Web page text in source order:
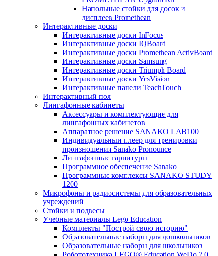
Напольные стойки для досок и
дисплеев Promethean
Интерактивные доски
Интерактивные доски InFocus
Интерактивные доски IQBoard
Интерактивные доски Promethean ActivBoard
Интерактивные доски Samsung
Интерактивные доски Triumph Board
Интерактивные доски YesVision
Интерактивные панели TeachTouch
Интерактивный пол
Лингафонные кабинеты
Аксессуары и комплектующие для
лингафонных кабинетов
Аппаратное решение SANAKO LAB100
Индивидуальный плеер для тренировки
произношения Sanako Pronounce
Лингафонные гарнитуры
Программное обеспечение Sanako
Программные комплексы SANAKO STUDY
1200
Микрофоны и радиосистемы для образовательных
учреждений
Стойки и подвесы
Учебные материалы Lego Education
Комплекты "Построй свою историю"
Образовательные наборы для дошкольников
Образовательные наборы для школьников
Робототехника LEGO® Education WeDo 2.0